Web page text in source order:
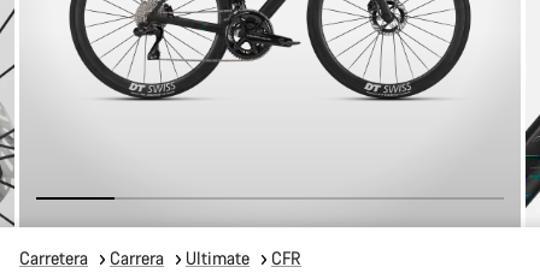
Carretera Carrera Ultimate CFR